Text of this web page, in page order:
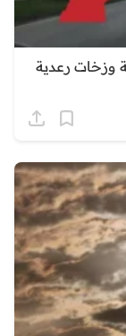
وزخات رعدية